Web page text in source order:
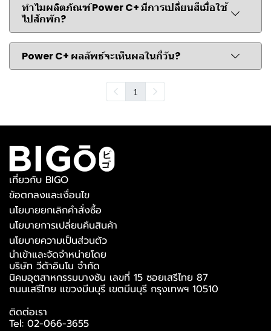
ทำไมผลิตภัณฑ์ Power C+ มีการเปลี่ยนสีเมื่อใช้
ไปสักพัก?
Power C+ ผลลัพธ์จะเห็นผลในกี่วัน?
1
เกี่ยวกับ BIGO
ข้อตกลงและเงื่อนไข
นโยบายยกเลิกคำสั่งซื้อ
นโยบายการเปลี่ยนคืนสินค้า
นโยบายความเป็นส่วนตัว
นำเข้าและจัดจำหน่ายโดย
บริษัท วีต้าอินโน จำกัด
นิคมอุตสาหกรรมบางชัน เลขที่ 15 ซอยเสรีไทย 87
ถนนเสรีไทย แขวงมีนบุรี เขตมีนบุรี กรุงเทพฯ 10510
ติดต่อเรา
Tel: 02-066-3655